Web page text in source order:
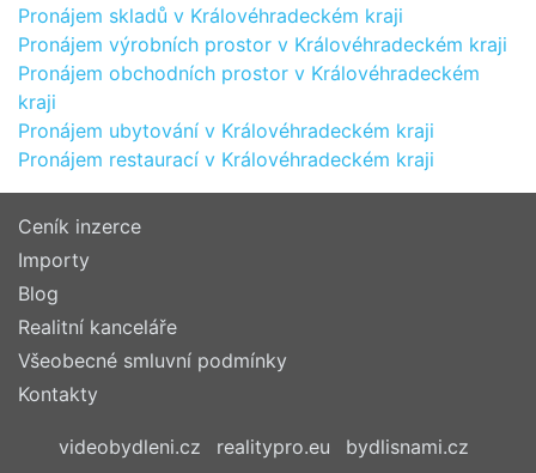
Pronájem skladů v Královéhradeckém kraji
Pronájem výrobních prostor v Královéhradeckém kraji
Pronájem obchodních prostor v Královéhradeckém
kraji
Pronájem ubytování v Královéhradeckém kraji
Pronájem restaurací v Královéhradeckém kraji
Ceník inzerce
Importy
Blog
Realitní kanceláře
Všeobecné smluvní podmínky
Kontakty
videobydleni.cz realitypro.eu
bydlisnami.cz